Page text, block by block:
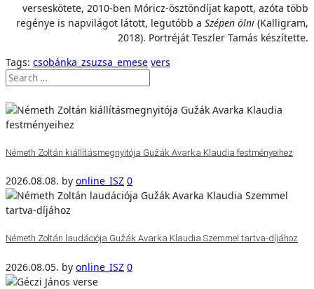
verseskötete, 2010-ben Móricz-ösztöndíjat kapott, azóta több
regénye is napvilágot látott, legutóbb a Szépen ölni (Kalligram,
2018). Portréját Teszler Tamás készítette.
Tags: csobánka_zsuzsa_emese vers
Németh Zoltán kiállításmegnyitója Gužák Avarka Klaudia festményeihez
2026.08.08. by online_ISZ 0
Németh Zoltán laudációja Gužák Avarka Klaudia Szemmel tartva-díjához
2026.08.05. by online_ISZ 0